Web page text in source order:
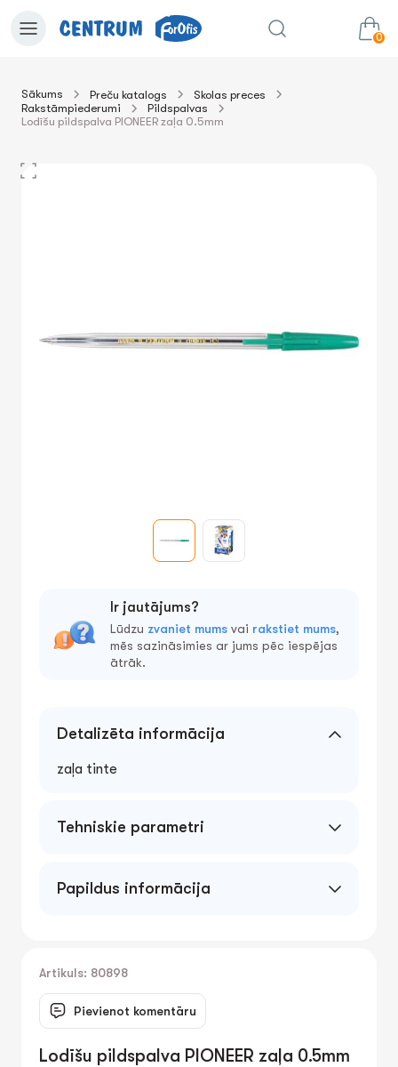
0
uz grozu
Sākums Preču katalogs
Skolas preces
Rakstāmpiederumi
Pildspalvas
Lodīšu pildspalva PIONEER zaļa 0.5mm
Ir jautājums?
Lūdzu zvaniet mums vai rakstiet mums,
mēs sazināsimies ar jums pēc iespējas
ātrāk.
Detalizēta informācija
zaļa tinte
Tehniskie parametri
Papildus informācija
Artikuls: 80898
Pievienot komentāru
Lodīšu pildspalva PIONEER zaļa 0.5mm